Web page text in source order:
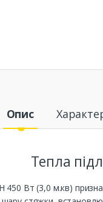
Опис
Тепла
450 Вт (3,0 м.кв)